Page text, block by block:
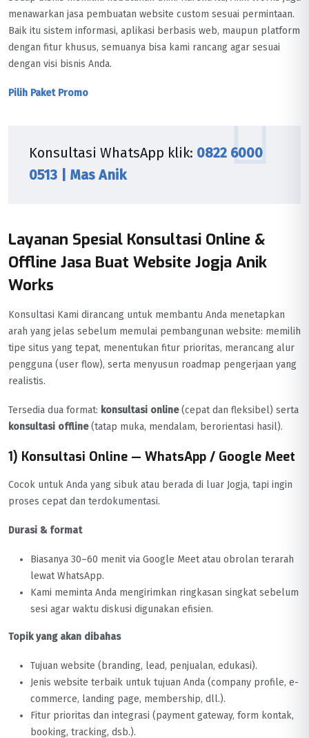
menawarkan jasa pembuatan website custom sesuai permintaan.
Baik itu sistem informasi, aplikasi berbasis web, maupun platform
dengan fitur khusus, semuanya bisa kami rancang agar sesuai
dengan visi bisnis Anda.
Pilih Paket Promo
Konsultasi WhatsApp klik: 0822 6000
0513 | Mas Anik
Layanan Spesial Konsultasi Online &
Offline Jasa Buat Website Jogja Anik
Works
Konsultasi Kami dirancang untuk membantu Anda menetapkan
arah yang jelas sebelum memulai pembangunan website: memilih
tipe situs yang tepat, menentukan fitur prioritas, merancang alur
pengguna (user flow), serta menyusun roadmap pengerjaan yang
realistis.
Tersedia dua format: konsultasi online(cepat dan fleksibel) serta
konsultasi offline(tatap muka, mendalam, berorientasi hasil).
1) Konsultasi Online — WhatsApp / Google Meet
Cocok untuk Anda yang sibuk atau berada di luar Jogja, tapi ingin
proses cepat dan terdokumentasi.
Durasi & format
Biasanya 30–60 menit via Google Meet atau obrolan terarah
lewat WhatsApp.
Kami meminta Anda mengirimkan ringkasan singkat sebelum
sesi agar waktu diskusi digunakan efisien.
Topik yang akan dibahas
Tujuan website (branding, lead, penjualan, edukasi).
Jenis website terbaik untuk tujuan Anda (company profile, e-
commerce, landing page, membership, dll.).
Fitur prioritas dan integrasi (payment gateway, form kontak,
booking, tracking, dsb.).